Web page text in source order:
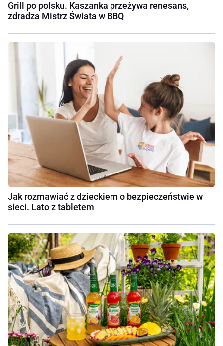
Grill po polsku. Kaszanka przeżywa renesans,
zdradza Mistrz Świata w BBQ
Jak rozmawiać z dzieckiem o bezpieczeństwie w
sieci. Lato z tabletem